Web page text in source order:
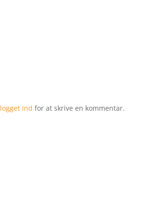
logget ind for at skrive en kommentar.